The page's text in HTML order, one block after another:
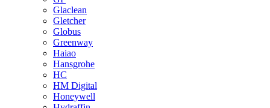
Glaclean
Gletcher
Globus
Greenway
Haiao
Hansgrohe
HC
HM Digital
Honeywell